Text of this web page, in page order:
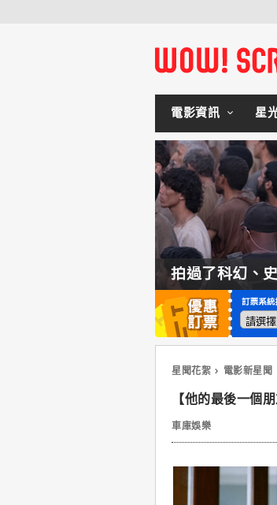
電影資訊 星
拍過了科幻、
星聞花絮 電影新星聞
【他的最後一個
車庫娛樂